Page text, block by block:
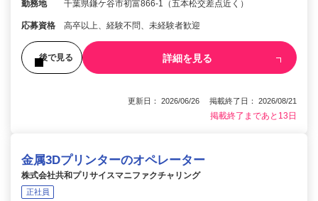
勤務地 千葉県鎌ケ谷市初富866-1（五本松交差点近く）
応募資格 高卒以上、経験不問、未経験者歓迎
後で見る 詳細を見る
更新日： 2026/06/26 掲載終了日： 2026/08/21
掲載終了まであと13日
金属3Dプリンターのオペレーター
株式会社共和プリサイスマニファクチャリング
正社員